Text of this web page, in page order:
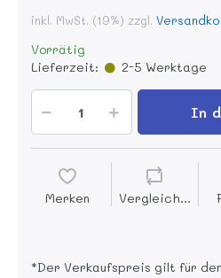
inkl. MwSt. (19%) zzgl.
Vorrätig
Lieferzeit:
2-5 Werktage
In
Merken Vergleichen
*Der Verkaufspreis gilt für